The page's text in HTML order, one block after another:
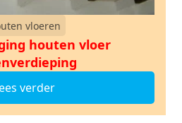
vloeren
houten vloer
verder